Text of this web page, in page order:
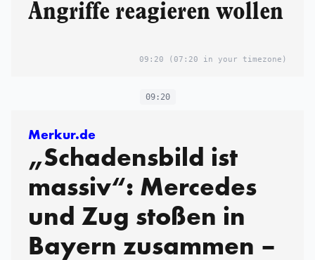
Angriffe reagieren wollen
09:20 (07:20 in your timezone)
09:20
Merkur.de
„Schadensbild ist
massiv“: Mercedes
und Zug stoßen in
Bayern zusammen –